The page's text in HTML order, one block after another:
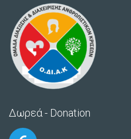
Δωρεά - Donation